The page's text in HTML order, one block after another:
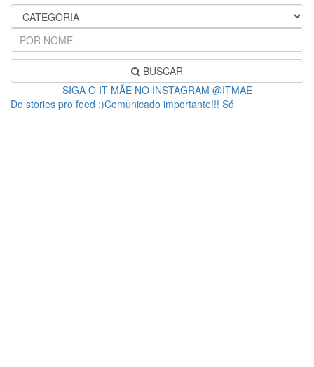
BUSCAR
SIGA O IT MÃE NO INSTAGRAM @ITMAE
Do stories pro feed ;)Comunicado importante!!! Só